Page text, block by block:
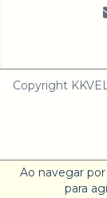
Ao navegar
para
Copyright